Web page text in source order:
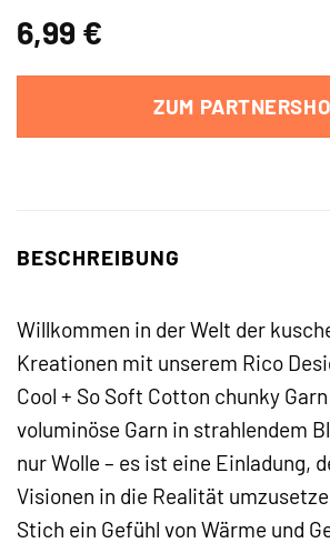
6,99 €
ZUM
BESCHREIBUNG
Willkommen in der Welt der
Kreationen mit unserem Rico
Cool + So Soft Cotton chunky
voluminöse Garn in strahlendem
nur Wolle – es ist eine Einladung,
Visionen in die Realität
Stich ein Gefühl von Wärme und